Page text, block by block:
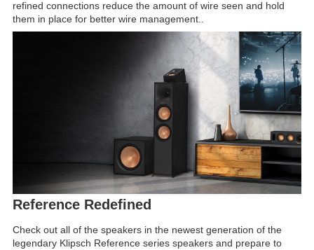
refined connections reduce the amount of wire seen and hold
them in place for better wire management..
Reference Redefined
Check out all of the speakers in the newest generation of the
legendary Klipsch Reference series speakers and prepare to